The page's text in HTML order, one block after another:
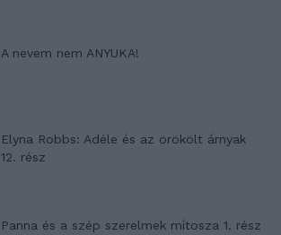
A nevem nem ANYUKA!
Elyna Robbs: Adéle és az örökölt árnyak
12. rész
Panna és a szép szerelmek mítosza 1. rész